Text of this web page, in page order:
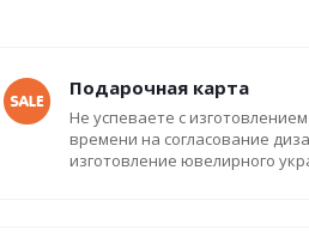
Подарочная карта
Не успеваете с
времени на согласование
изготовление ювелирного